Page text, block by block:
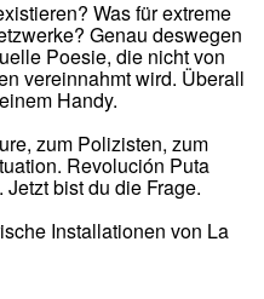
Was für extreme
Genau deswegen
Poesie, die nicht von
vereinnahmt wird. Überall
Handy.
zum Polizisten, zum
Revolución Puta
bist du die Frage.
Installationen von La